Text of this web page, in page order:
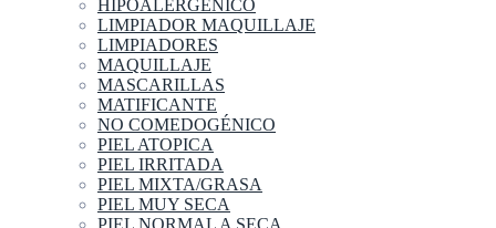
HIPOALERGÉNICO
LIMPIADOR MAQUILLAJE
LIMPIADORES
MAQUILLAJE
MASCARILLAS
MATIFICANTE
NO COMEDOGÉNICO
PIEL ATOPICA
PIEL IRRITADA
PIEL MIXTA/GRASA
PIEL MUY SECA
PIEL NORMAL A SECA